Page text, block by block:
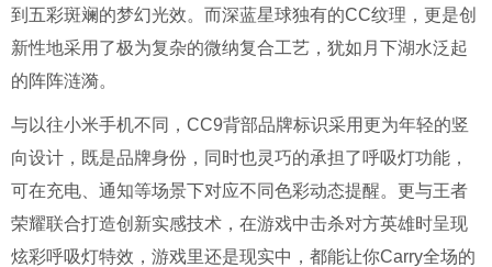
到 五彩斑斓的梦幻光效。而深蓝星球独有的CC纹理，更是创
新性地采用 了极为复杂的微纳复合工艺，犹如月下湖水泛起
的阵阵涟漪。
与以往小米手机不同，CC9背部品牌标识采用更为年轻的竖
向设计，既是品牌身份，同时也灵巧的承担了呼吸灯功能，
可在充电、通知等场景下对应不同色彩动态提醒。更与王者
荣耀联合打造创新实感技术，在游戏中击杀对方英雄时呈现
炫彩呼吸灯特效， 游戏里还是现实中，都能让你Carry全场的